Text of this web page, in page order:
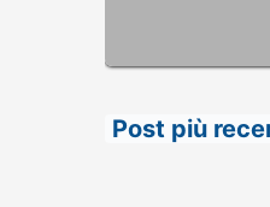
Post più